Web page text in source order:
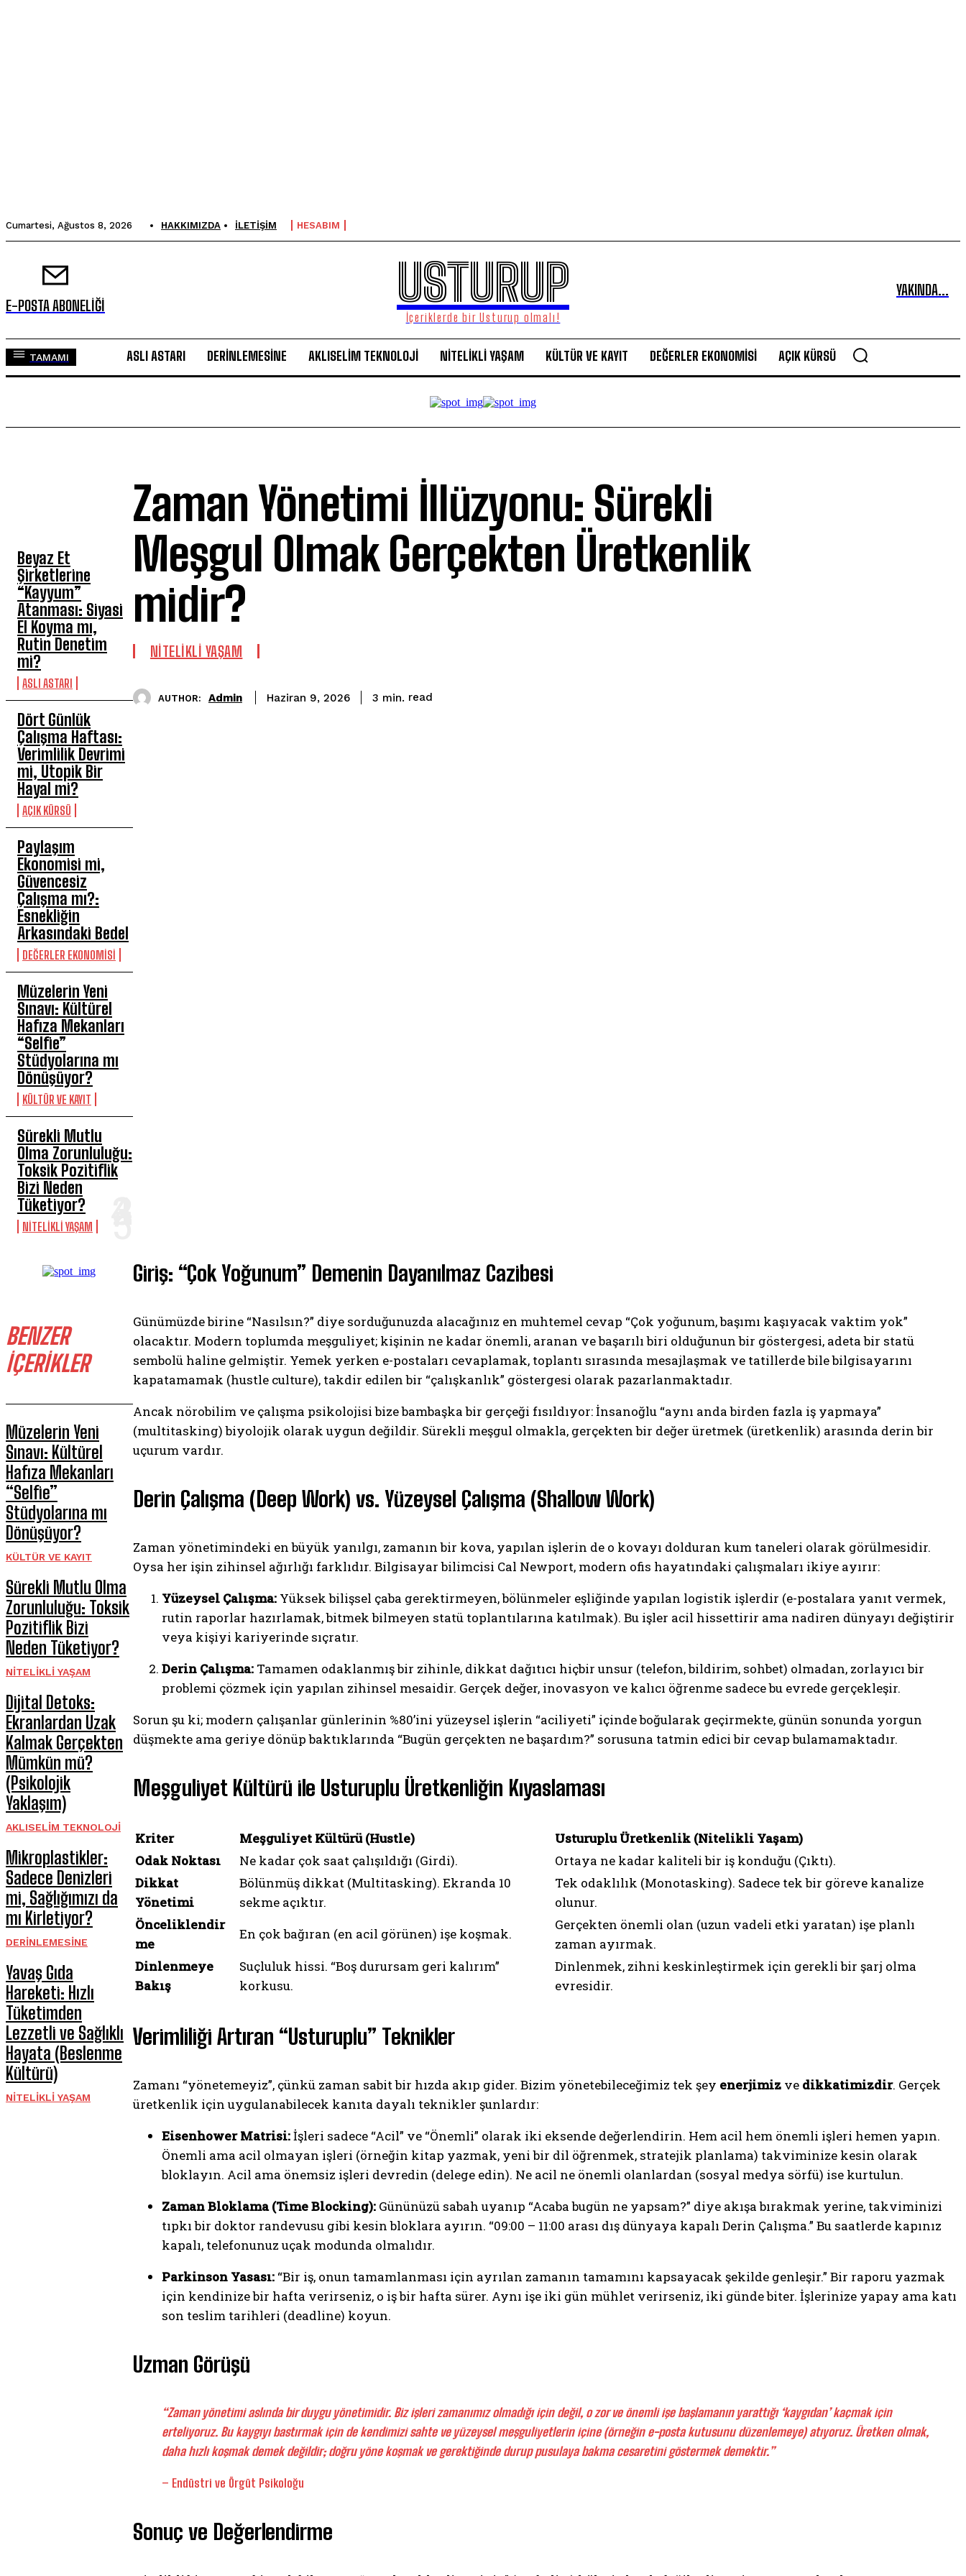
Cumartesi, Ağustos 8, 2026 HAKKIMIZDA İLETİŞİM HESABIM
E-POSTA ABONELİĞİ USTURUP
İçeriklerde bir Usturup olmalı!
YAKINDA...
TAMAMI ASLI ASTARI DERINLEMESINE AKLISELIM TEKNOLOJI NITELIKLI YAŞAM KÜLTÜR VE KAYIT DEĞERLER EKONOMISI AÇIK KÜRSÜ
Beyaz Et
Şirketlerine
“Kayyum”
Atanması: Siyasi
El Koyma mı,
Rutin Denetim
mi?
ASLI ASTARI
Dört Günlük
Çalışma Haftası:
Verimlilik Devrimi
mi, Ütopik Bir
Hayal mi?
AÇIK KÜRSÜ
Paylaşım
Ekonomisi mi,
Güvencesiz
Çalışma mı?:
Esnekliğin
Arkasındaki Bedel
DEĞERLER EKONOMISI
Müzelerin Yeni
Sınavı: Kültürel
Hafıza Mekanları
“Selfie”
Stüdyolarına mı
Dönüşüyor?
KÜLTÜR VE KAYIT
Sürekli Mutlu
Olma Zorunluluğu:
Toksik Pozitiflik
Bizi Neden
Tüketiyor?
NITELIKLI YAŞAM
BENZER
İÇERİKLER
Müzelerin Yeni
Sınavı: Kültürel
Hafıza Mekanları
“Selfie”
Stüdyolarına mı
Dönüşüyor?
KÜLTÜR VE KAYIT
Sürekli Mutlu Olma
Zorunluluğu: Toksik
Pozitiflik Bizi
Neden Tüketiyor?
NITELIKLI YAŞAM
Dijital Detoks:
Ekranlardan Uzak
Kalmak Gerçekten
Mümkün mü?
(Psikolojik
Yaklaşım)
AKLISELIM TEKNOLOJI
Mikroplastikler:
Sadece Denizleri
mi, Sağlığımızı da
mı Kirletiyor?
DERINLEMESINE
Yavaş Gıda
Hareketi: Hızlı
Tüketimden
Lezzetli ve Sağlıklı
Hayata (Beslenme
Kültürü)
NITELIKLI YAŞAM
Zaman Yönetimi İllüzyonu: Sürekli
Meşgul Olmak Gerçekten Üretkenlik
midir?
NITELIKLI YAŞAM
AUTHOR: Admin Haziran 9, 2026 3 min. read
Giriş: “Çok Yoğunum” Demenin Dayanılmaz Cazibesi
Günümüzde birine “Nasılsın?” diye sorduğunuzda alacağınız en muhtemel cevap “Çok yoğunum, başımı kaşıyacak vaktim yok”
olacaktır. Modern toplumda meşguliyet; kişinin ne kadar önemli, aranan ve başarılı biri olduğunun bir göstergesi, adeta bir statü
sembolü haline gelmiştir. Yemek yerken e-postaları cevaplamak, toplantı sırasında mesajlaşmak ve tatillerde bile bilgisayarını
kapatamamak (hustle culture), takdir edilen bir “çalışkanlık” göstergesi olarak pazarlanmaktadır.
Ancak nörobilim ve çalışma psikolojisi bize bambaşka bir gerçeği fısıldıyor: İnsanoğlu “aynı anda birden fazla iş yapmaya”
(multitasking) biyolojik olarak uygun değildir. Sürekli meşgul olmakla, gerçekten bir değer üretmek (üretkenlik) arasında derin bir
uçurum vardır.
Derin Çalışma (Deep Work) vs. Yüzeysel Çalışma (Shallow Work)
Zaman yönetimindeki en büyük yanılgı, zamanın bir kova, yapılan işlerin de o kovayı dolduran kum taneleri olarak görülmesidir.
Oysa her işin zihinsel ağırlığı farklıdır. Bilgisayar bilimcisi Cal Newport, modern ofis hayatındaki çalışmaları ikiye ayırır:
Yüzeysel Çalışma:Yüksek bilişsel çaba gerektirmeyen, bölünmeler eşliğinde yapılan logistik işlerdir (e-postalara yanıt vermek,
rutin raporlar hazırlamak, bitmek bilmeyen statü toplantılarına katılmak). Bu işler acil hissettirir ama nadiren dünyayı değiştirir
veya kişiyi kariyerinde sıçratır.
Derin Çalışma:Tamamen odaklanmış bir zihinle, dikkat dağıtıcı hiçbir unsur (telefon, bildirim, sohbet) olmadan, zorlayıcı bir
problemi çözmek için yapılan zihinsel mesaidir. Gerçek değer, inovasyon ve kalıcı öğrenme sadece bu evrede gerçekleşir.
Sorun şu ki; modern çalışanlar günlerinin %80’ini yüzeysel işlerin “aciliyeti” içinde boğularak geçirmekte, günün sonunda yorgun
düşmekte ama geriye dönüp baktıklarında “Bugün gerçekten ne başardım?” sorusuna tatmin edici bir cevap bulamamaktadır.
Meşguliyet Kültürü ile Usturuplu Üretkenliğin Kıyaslaması
Kriter Meşguliyet Kültürü (Hustle)
Usturuplu Üretkenlik (Nitelikli Yaşam)
Odak Noktası
Ne kadar çok saat çalışıldığı (Girdi).
Ortaya ne kadar kaliteli bir iş konduğu (Çıktı).
Dikkat
Yönetimi
Bölünmüş dikkat (Multitasking). Ekranda 10
sekme açıktır.
Tek odaklılık (Monotasking). Sadece tek bir göreve kanalize
olunur.
Önceliklendir
me
En çok bağıran (en acil görünen) işe koşmak.
Gerçekten önemli olan (uzun vadeli etki yaratan) işe planlı
zaman ayırmak.
Dinlenmeye
Bakış
Suçluluk hissi. “Boş durursam geri kalırım”
korkusu.
Dinlenmek, zihni keskinleştirmek için gerekli bir şarj olma
evresidir.
Verimliliği Artıran “Usturuplu” Teknikler
Zamanı “yönetemeyiz”, çünkü zaman sabit bir hızda akıp gider. Bizim yönetebileceğimiz tek şey enerjimizve dikkatimizdir. Gerçek
üretkenlik için uygulanabilecek kanıta dayalı teknikler şunlardır:
Eisenhower Matrisi:İşleri sadece “Acil” ve “Önemli” olarak iki eksende değerlendirin. Hem acil hem önemli işleri hemen yapın.
Önemli ama acil olmayan işleri (örneğin kitap yazmak, yeni bir dil öğrenmek, stratejik planlama) takviminize kesin olarak
bloklayın. Acil ama önemsiz işleri devredin (delege edin). Ne acil ne önemli olanlardan (sosyal medya sörfü) ise kurtulun.
Zaman Bloklama (Time Blocking):Gününüzü sabah uyanıp “Acaba bugün ne yapsam?” diye akışa bırakmak yerine, takviminizi
tıpkı bir doktor randevusu gibi kesin bloklara ayırın. “09:00 – 11:00 arası dış dünyaya kapalı Derin Çalışma.” Bu saatlerde kapınız
kapalı, telefonunuz uçak modunda olmalıdır.
Parkinson Yasası:“Bir iş, onun tamamlanması için ayrılan zamanın tamamını kapsayacak şekilde genleşir.” Bir raporu yazmak
için kendinize bir hafta verirseniz, o iş bir hafta sürer. Aynı işe iki gün mühlet verirseniz, iki günde biter. İşlerinize yapay ama katı
son teslim tarihleri (deadline) koyun.
Uzman Görüşü
“Zaman yönetimi aslında bir duygu yönetimidir. Biz işleri zamanımız olmadığı için değil, o zor ve önemli işe başlamanın yarattığı ‘kaygıdan’ kaçmak için
erteliyoruz. Bu kaygıyı bastırmak için de kendimizi sahte ve yüzeysel meşguliyetlerin içine (örneğin e-posta kutusunu düzenlemeye) atıyoruz. Üretken olmak,
daha hızlı koşmak demek değildir; doğru yöne koşmak ve gerektiğinde durup pusulaya bakma cesaretini göstermek demektir.”
– Endüstri ve Örgüt Psikoloğu
Sonuç ve Değerlendirme